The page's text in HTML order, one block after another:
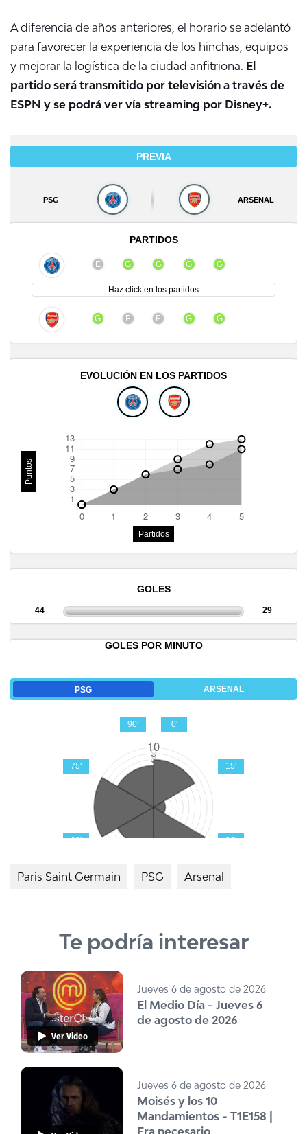
A diferencia de años anteriores, el horario se adelantó
para favorecer la experiencia de los hinchas, equipos
y mejorar la logística de la ciudad anfitriona. El
partido será transmitido por televisión a través de
ESPN y se podrá ver vía streaming por Disney+.
Paris Saint Germain PSG Arsenal
Te podría interesar
Ver Video
Jueves 6 de agosto de 2026
El Medio Día - Jueves 6
de agosto de 2026
Jueves 6 de agosto de 2026
Moisés y los 10
Mandamientos - T1E158 |